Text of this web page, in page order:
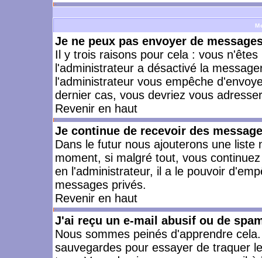
Je ne peux pas envoyer de
Il y trois raisons pour cela : vous
l'administrateur a désactivé la
l'administrateur vous empêche
dernier cas, vous devriez vous
Revenir en haut
Je continue de recevoir des
Dans le futur nous ajouterons une
moment, si malgré tout, vous
en l'administrateur, il a le pouvoir
messages privés.
Revenir en haut
J'ai reçu un e-mail abusif ou de
Nous sommes peinés d'apprendre
sauvegardes pour essayer de traquer